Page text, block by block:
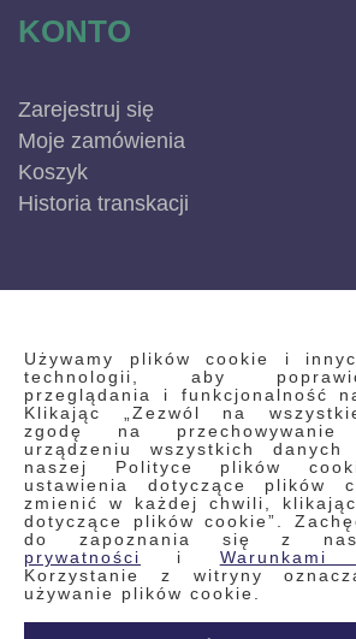
Używamy plików cookie i
technologii, aby
przeglądania i funkcjonalność
Klikając „Zezwól na
zgodę na
urządzeniu wszystkich danych
naszej Polityce plików
ustawienia dotyczące plików
zmienić w każdej chwili,
dotyczące plików cookie”.
do zapoznania się z
prywatności
i Warunkami
Korzystanie z witryny
używanie plików cookie.
KONTO
Zarejestruj się
Moje zamówienia
Koszyk
Historia transkacji
INFORMACJE
Regulamin
Polityka prywatności i pliki cookie
Wyszukiwane frazy
Wyszukiwanie zaawansowane
Zamówienia
Skontaktuj się z nami
Odstąp od umowy